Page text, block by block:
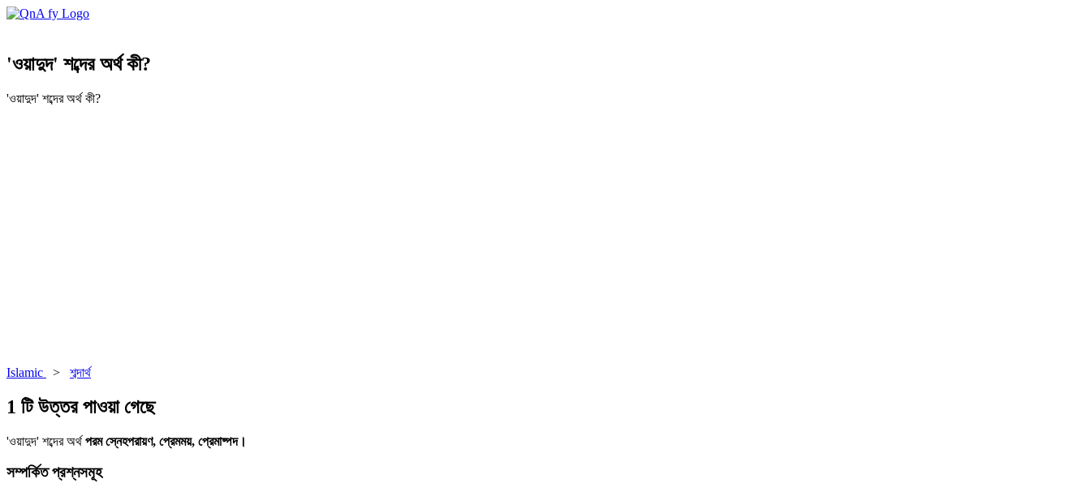
'ওয়াদুদ' শব্দের অর্থ কী?
'ওয়াদুদ' শব্দের অর্থ কী?
Islamic > শব্দার্থ
1 টি উত্তর পাওয়া গেছে
'ওয়াদুদ' শব্দের অর্থ পরম স্নেহপরায়ণ, প্রেমময়, প্রেমাষ্পদ।
সম্পর্কিত প্রশ্নসমূহ